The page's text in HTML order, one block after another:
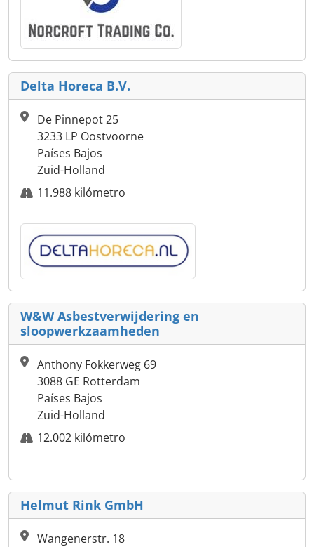
Delta Horeca B.V.
De Pinnepot 25
3233 LP Oostvoorne
Países Bajos
Zuid-Holland
11.988 kilómetro
W&W Asbestverwijdering en
sloopwerkzaamheden
Anthony Fokkerweg 69
3088 GE Rotterdam
Países Bajos
Zuid-Holland
12.002 kilómetro
Helmut Rink GmbH
Wangenerstr. 18